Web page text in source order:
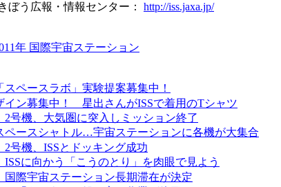
ぼう広報・情報センター： http://iss.jaxa.jp/
年 国際宇宙ステーション
ペースラボ」実験提案募集中！
イン募集中！ 星出さんがISSで着用のTシャツ
2号機、大気圏に突入しミッション終了
ペースシャトル…宇宙ステーションに各機が大集合
2号機、ISSとドッキング成功
ISSに向かう「こうのとり」を肉眼で見よう
国際宇宙ステーション長期滞在が決定